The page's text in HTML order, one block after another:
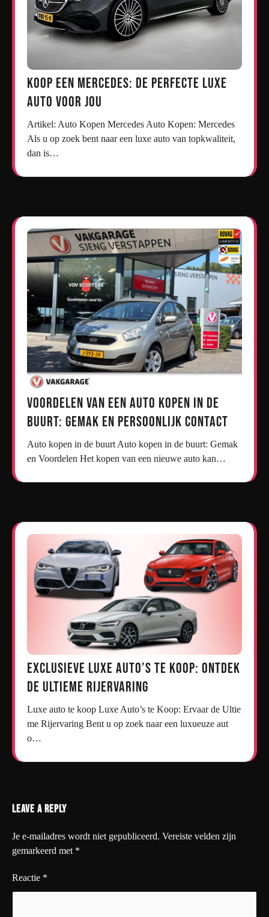
Koop een Mercedes: De Perfecte Luxe
Auto voor Jou
Artikel: Auto Kopen Mercedes Auto Kopen: Mercedes
Als u op zoek bent naar een luxe auto van topkwaliteit,
dan is…
Voordelen van een Auto Kopen in de
Buurt: Gemak en Persoonlijk Contact
Auto kopen in de buurt Auto kopen in de buurt: Gemak
en Voordelen Het kopen van een nieuwe auto kan…
Exclusieve Luxe Auto’s te Koop: Ontdek
de Ultieme Rijervaring
Luxe auto te koop Luxe Auto’s te Koop: Ervaar de Ultie
me Rijervaring Bent u op zoek naar een luxueuze aut
o…
Leave a Reply
Je e-mailadres wordt niet gepubliceerd. Vereiste velden zijn
gemarkeerd met *
Reactie *